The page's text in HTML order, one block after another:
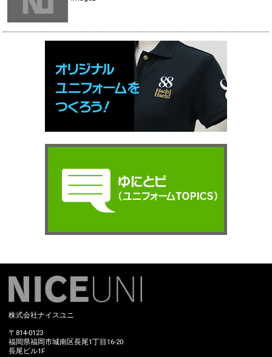
株式会社ナイスユニ
〒814-0123
福岡県福岡市城南区長尾1丁目16-20
長尾ビル1F